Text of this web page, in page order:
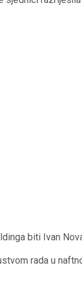
biti Ivan
rada u